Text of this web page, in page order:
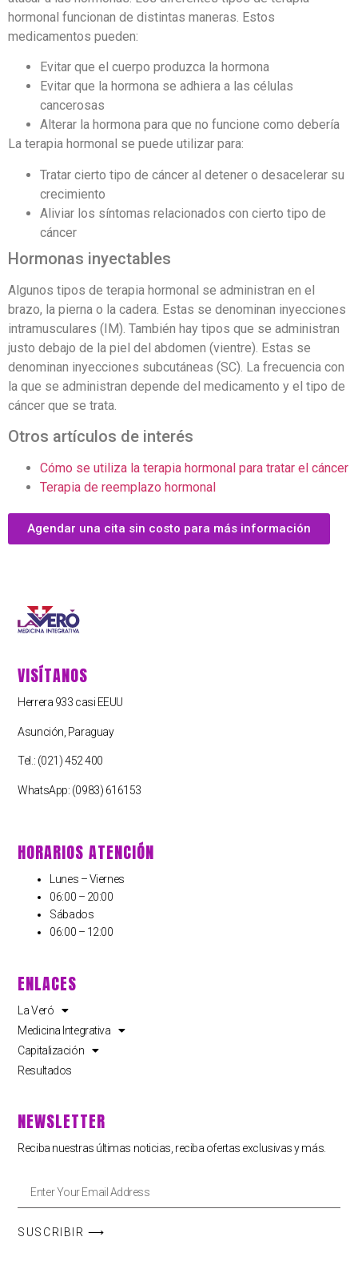
hormonal funcionan de distintas maneras. Estos
medicamentos pueden:
Evitar que el cuerpo produzca la hormona
Evitar que la hormona se adhiera a las células
cancerosas
Alterar la hormona para que no funcione como debería
La terapia hormonal se puede utilizar para:
Tratar cierto tipo de cáncer al detener o desacelerar su
crecimiento
Aliviar los síntomas relacionados con cierto tipo de
cáncer
Hormonas inyectables
Algunos tipos de terapia hormonal se administran en el
brazo, la pierna o la cadera. Estas se denominan inyecciones
intramusculares (IM). También hay tipos que se administran
justo debajo de la piel del abdomen (vientre). Estas se
denominan inyecciones subcutáneas (SC). La frecuencia con
la que se administran depende del medicamento y el tipo de
cáncer que se trata.
Otros artículos de interés
Cómo se utiliza la terapia hormonal para tratar el cáncer
Terapia de reemplazo hormonal
Agendar una cita sin costo para más información
VISÍTANOS
Herrera 933 casi EEUU
Asunción, Paraguay
Tel.: (021) 452 400
WhatsApp: (0983) 616153
HORARIOS ATENCIÓN
Lunes – Viernes
06:00 – 20:00
Sábados
06:00 – 12:00
ENLACES
La Veró
Medicina Integrativa
Capitalización
Resultados
NEWSLETTER
Reciba nuestras últimas noticias, reciba ofertas exclusivas y más.
SUSCRIBIR ⟶